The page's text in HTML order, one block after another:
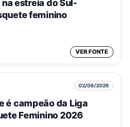
estreia do Sul-
feminino
VER FONTE
02/08/2026
é campeão da Liga
Feminino 2026